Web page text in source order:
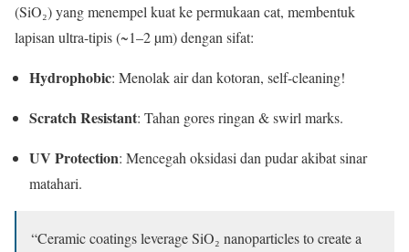
(SiO₂) yang menempel kuat ke permukaan cat, membentuk
lapisan ultra-tipis (~1–2 µm) dengan sifat:
Hydrophobic: Menolak air dan kotoran, self-cleaning!
Scratch Resistant: Tahan gores ringan & swirl marks.
UV Protection: Mencegah oksidasi dan pudar akibat sinar
matahari.
“Ceramic coatings leverage SiO₂ nanoparticles to create a